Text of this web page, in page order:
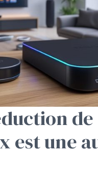
de
est une